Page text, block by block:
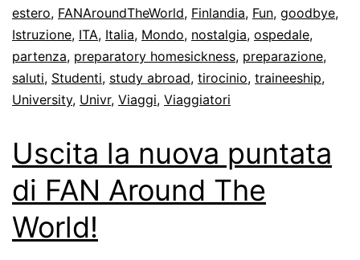
estero, FANAroundTheWorld, Finlandia, Fun, goodbye,
Istruzione, ITA, Italia, Mondo, nostalgia, ospedale,
partenza, preparatory homesickness, preparazione,
saluti, Studenti, study abroad, tirocinio, traineeship,
University, Univr, Viaggi, Viaggiatori
Uscita la nuova puntata
di FAN Around The
World!